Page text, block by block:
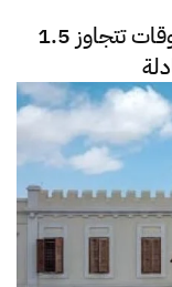
خاص.. مصادر لصدى: فاتورة المحروقات تتجاوز 1.5